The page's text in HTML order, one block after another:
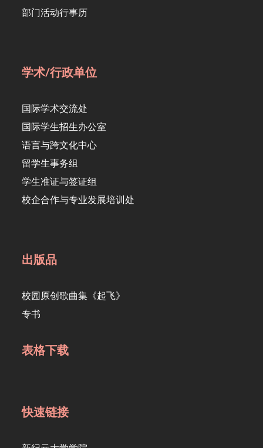
部门活动行事历
学术/行政单位
国际学术交流处
国际学生招生办公室
语言与跨文化中心
留学生事务组
学生准证与签证组
校企合作与专业发展培训处
出版品
校园原创歌曲集《起飞》
专书
表格下载
快速链接